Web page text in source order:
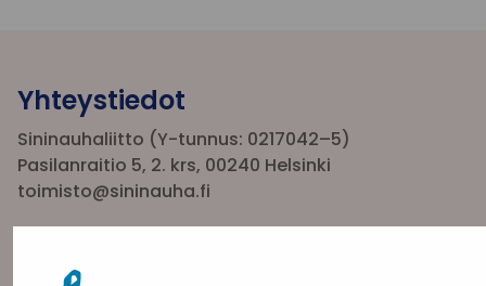
Yhteystiedot
Sininauhaliitto (Y-tunnus: 0217042–5)
Pasilanraitio 5, 2. krs, 00240 Helsinki
toimisto@sininauha.fi